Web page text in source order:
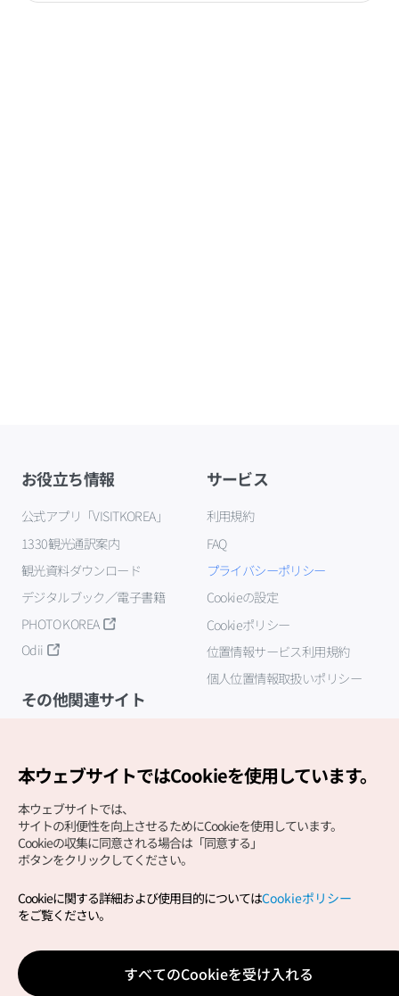
お役立ち情報
公式アプリ「VISITKOREA」
1330観光通訳案内
観光資料ダウンロード
デジタルブック／電子書籍
PHOTO KOREA
Odii
サービス
利用規約
FAQ
プライバシーポリシー
Cookieの設定
Cookieポリシー
位置情報サービス利用規約
個人位置情報取扱いポリシー
その他関連サイト
Copyright (c) Korea Tourism Organization All Rights
サイトエラー報告公式メール
japanese@knto.or.kr
本ウェブサイトではCookieを使用しています。
本ウェブサイトでは、
サイトの利便性を向上させるためにCookieを使用しています。
Cookieの収集に同意される場合は「同意する」
ボタンをクリックしてください。
Cookieに関する詳細および使用目的についてはCookieポリシー
をご覧ください。
すべてのCookieを受け入れる